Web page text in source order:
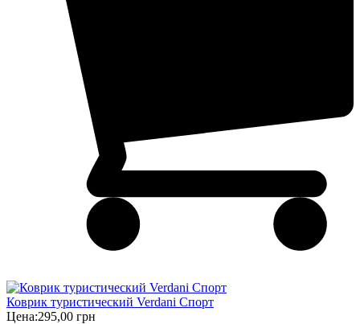
Коврик туристический Verdani Спорт
Цена:295,00 грн